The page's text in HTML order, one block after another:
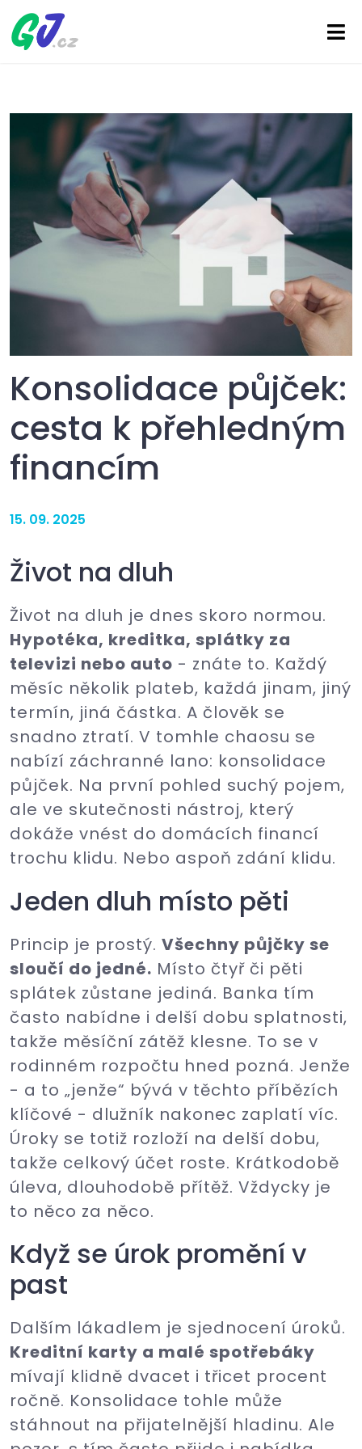
Konsolidace půjček:
cesta k přehledným
financím
15. 09. 2025
Život na dluh
Život na dluh je dnes skoro normou.
Hypotéka, kreditka, splátky za
televizi nebo auto - znáte to. Každý
měsíc několik plateb, každá jinam, jiný
termín, jiná částka. A člověk se
snadno ztratí. V tomhle chaosu se
nabízí záchranné lano: konsolidace
půjček. Na první pohled suchý pojem,
ale ve skutečnosti nástroj, který
dokáže vnést do domácích financí
trochu klidu. Nebo aspoň zdání klidu.
Jeden dluh místo pěti
Princip je prostý. Všechny půjčky se
sloučí do jedné. Místo čtyř či pěti
splátek zůstane jediná. Banka tím
často nabídne i delší dobu splatnosti,
takže měsíční zátěž klesne. To se v
rodinném rozpočtu hned pozná. Jenže
- a to „jenže“ bývá v těchto příbězích
klíčové - dlužník nakonec zaplatí víc.
Úroky se totiž rozloží na delší dobu,
takže celkový účet roste. Krátkodobě
úleva, dlouhodobě přítěž. Vždycky je
to něco za něco.
Když se úrok promění v
past
Dalším lákadlem je sjednocení úroků.
Kreditní karty a malé spotřebáky
mívají klidně dvacet i třicet procent
ročně. Konsolidace tohle může
stáhnout na přijatelnější hladinu. Ale